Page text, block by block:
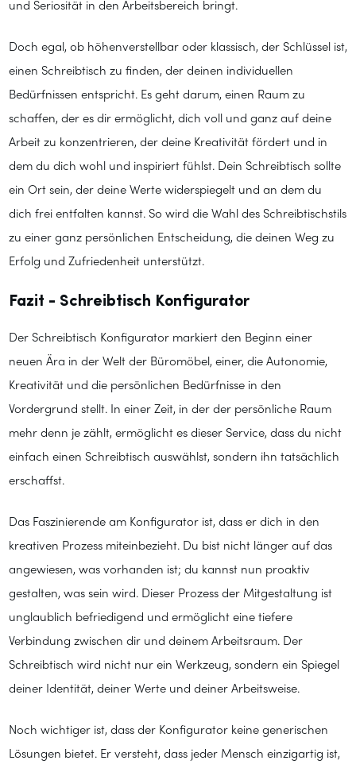
und Seriosität in den Arbeitsbereich bringt.
Doch egal, ob höhenverstellbar oder klassisch, der Schlüssel ist,
einen Schreibtisch zu finden, der deinen individuellen
Bedürfnissen entspricht. Es geht darum, einen Raum zu
schaffen, der es dir ermöglicht, dich voll und ganz auf deine
Arbeit zu konzentrieren, der deine Kreativität fördert und in
dem du dich wohl und inspiriert fühlst. Dein Schreibtisch sollte
ein Ort sein, der deine Werte widerspiegelt und an dem du
dich frei entfalten kannst. So wird die Wahl des Schreibtischstils
zu einer ganz persönlichen Entscheidung, die deinen Weg zu
Erfolg und Zufriedenheit unterstützt.
Fazit - Schreibtisch Konfigurator
Der Schreibtisch Konfigurator markiert den Beginn einer
neuen Ära in der Welt der Büromöbel, einer, die Autonomie,
Kreativität und die persönlichen Bedürfnisse in den
Vordergrund stellt. In einer Zeit, in der der persönliche Raum
mehr denn je zählt, ermöglicht es dieser Service, dass du nicht
einfach einen Schreibtisch auswählst, sondern ihn tatsächlich
erschaffst.
Das Faszinierende am Konfigurator ist, dass er dich in den
kreativen Prozess miteinbezieht. Du bist nicht länger auf das
angewiesen, was vorhanden ist; du kannst nun proaktiv
gestalten, was sein wird. Dieser Prozess der Mitgestaltung ist
unglaublich befriedigend und ermöglicht eine tiefere
Verbindung zwischen dir und deinem Arbeitsraum. Der
Schreibtisch wird nicht nur ein Werkzeug, sondern ein Spiegel
deiner Identität, deiner Werte und deiner Arbeitsweise.
Noch wichtiger ist, dass der Konfigurator keine generischen
Lösungen bietet. Er versteht, dass jeder Mensch einzigartig ist,